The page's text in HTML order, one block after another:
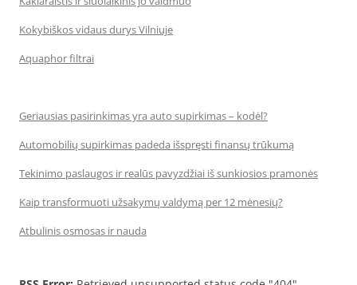
Kokybiškos vidaus durys Vilniuje
Aquaphor filtrai
Geriausias pasirinkimas yra auto supirkimas – kodėl?
Automobilių supirkimas padeda išspręsti finansų trūkumą
Tekinimo paslaugos ir realūs pavyzdžiai iš sunkiosios pramonės
Kaip transformuoti užsakymų valdymą per 12 mėnesių?
Atbulinis osmosas ir nauda